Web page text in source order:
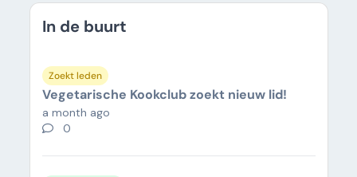
In de buurt
Zoekt leden
Vegetarische Kookclub zoekt nieuw lid!
a month ago
0